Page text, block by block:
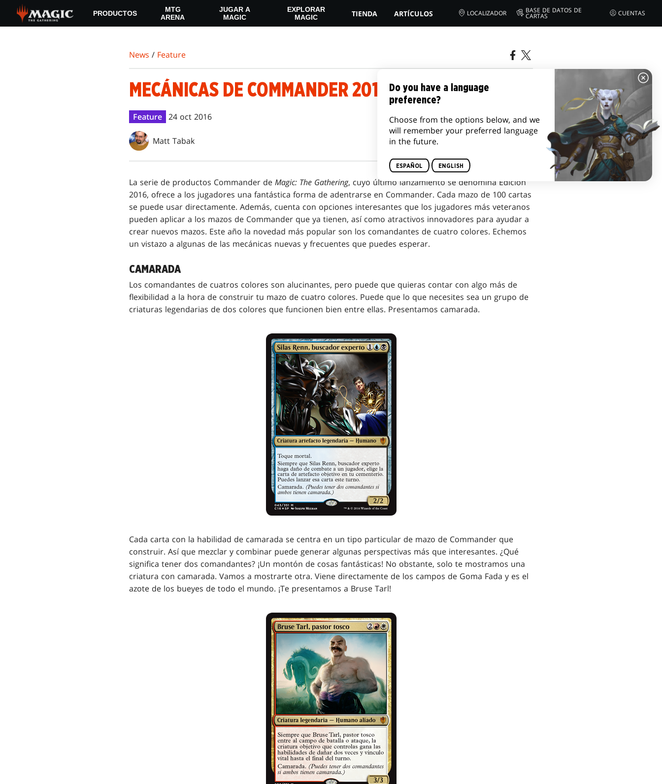
main
PRODUCTOS
MTG
ARENA
JUGAR A
MAGIC
EXPLORAR
MAGIC
TIENDA ARTÍCULOS LOCALIZADOR BASE DE DATOS DE
CARTAS CUENTAS
News / Feature
MECÁNICAS DE COMMANDER 2016
Feature 24 oct 2016
Matt Tabak
La serie de productos Commander de Magic: The Gathering, cuyo último lanzamiento se denomina Edición
2016, ofrece a los jugadores una fantástica forma de adentrarse en Commander. Cada mazo de 100 cartas
se puede usar directamente. Además, cuenta con opciones interesantes que los jugadores más veteranos
pueden aplicar a los mazos de Commander que ya tienen, así como atractivos innovadores para ayudar a
crear nuevos mazos. Este año la novedad más popular son los comandantes de cuatro colores. Echemos
un vistazo a algunas de las mecánicas nuevas y frecuentes que puedes esperar.
CAMARADA
Los comandantes de cuatros colores son alucinantes, pero puede que quieras contar con algo más de
flexibilidad a la hora de construir tu mazo de cuatro colores. Puede que lo que necesites sea un grupo de
criaturas legendarias de dos colores que funcionen bien entre ellas. Presentamos camarada.
Cada carta con la habilidad de camarada se centra en un tipo particular de mazo de Commander que
construir. Así que mezclar y combinar puede generar algunas perspectivas más que interesantes. ¿Qué
significa tener dos comandantes? ¡Un montón de cosas fantásticas! No obstante, solo te mostramos una
criatura con camarada. Vamos a mostrarte otra. Viene directamente de los campos de Goma Fada y es el
azote de los bueyes de todo el mundo. ¡Te presentamos a Bruse Tarl!
Do you have a language
preference?
Choose from the options below, and we
will remember your preferred language
in the future.
ESPAÑOL ENGLISH